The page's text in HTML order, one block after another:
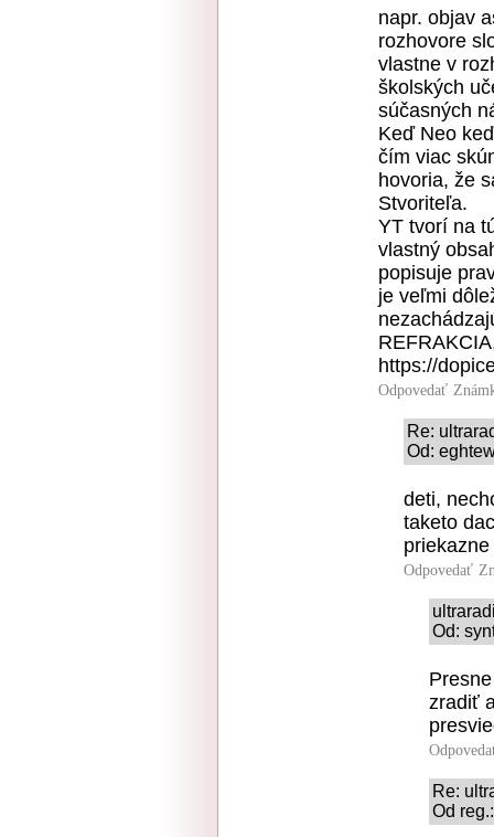
napr. objav
rozhovore
vlastne v
školských
súčasných
Keď Neo
čím viac
hovoria, že
Stvoriteľa.
YT tvorí na
vlastný
popisuje
je veľmi
https://
Odpovedať
Re:
Od:
deti,
taketo
Odpovedať
Od:
zradiť
Re:
Od